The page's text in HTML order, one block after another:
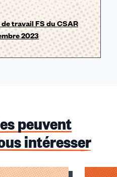
travail FS du CSAR
2023
peuvent
intéresser